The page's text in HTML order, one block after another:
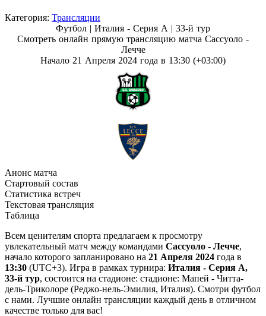
Категория: Трансляции
Футбол | Италия - Серия А |33-й тур
Смотреть онлайн прямую трансляцию матча Сассуоло -
Лечче
Начало 21 Апреля 2024 года в 13:30 (+03:00)
Анонс матча
Стартовый состав
Статистика встреч
Текстовая трансляция
Таблица
Всем ценителям спорта предлагаем к просмотру
увлекательный матч между командами Сассуоло - Лечче,
начало которого запланировано на 21 Апреля 2024 года в
13:30 (UTC+3). Игра в рамках турнира: Италия - Серия А,
33-й тур, состоится на стадионе: стадионе: Мапей - Читта-
дель-Триколоре (Реджо-нель-Эмилия, Италия). Смотри футбол
с нами. Лучшие онлайн трансляции каждый день в отличном
качестве только для вас!